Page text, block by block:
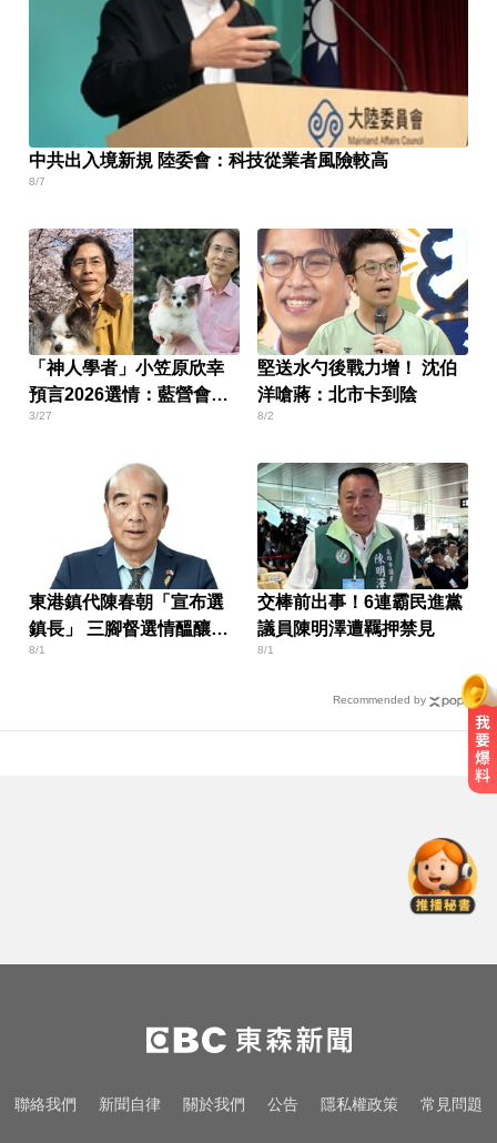
中共出入境新規 陸委會：科技從業者風險較高
8/7
「神人學者」小笠原欣幸
預言2026選情：藍營會失
去3、4個縣市
3/27
堅送水勺後戰力增！ 沈伯
洋嗆蔣：北市卡到陰
8/2
東港鎮代陳春朝「宣布選
鎮長」 三腳督選情醞釀
中！
8/1
交棒前出事！6連霸民進黨
議員陳明澤遭羈押禁見
8/1
Recommended by
男星硬撐拍完...慘下架
台玻夫人揭長子驟逝原因！兒媳譚
以欣71字發聲反駁
快訊／國2油罐車撞休旅「打橫匝
聯絡我們 新聞自律 關於我們 公告 隱私權政策 常見問題